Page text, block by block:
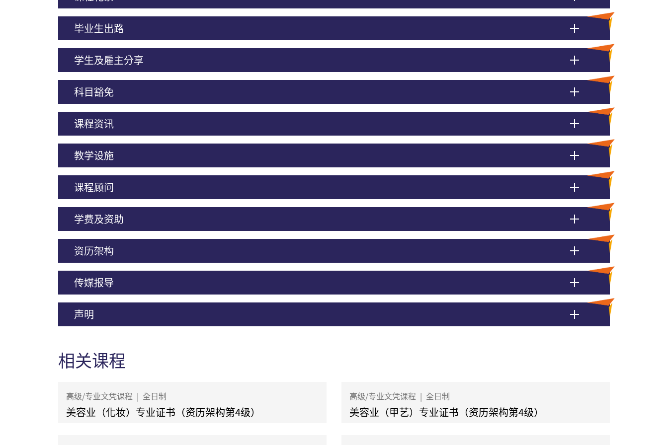
毕业生出路
学生及雇主分享
科目豁免
课程资讯
教学设施
课程顾问
学费及资助
资历架构
传媒报导
声明
相关课程
高级/专业文凭课程 | 全日制
美容业（化妆）专业证书（资历架构第4级）
高级/专业文凭课程 | 全日制
美容业（甲艺）专业证书（资历架构第4级）